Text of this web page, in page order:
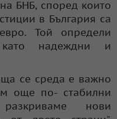
БНБ, според които
в България са
Той определи
като надеждни и
се среда е важно
още по- стабилни
нови